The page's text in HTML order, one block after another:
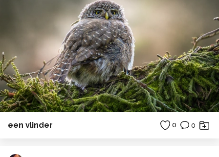
een vlinder 0 0